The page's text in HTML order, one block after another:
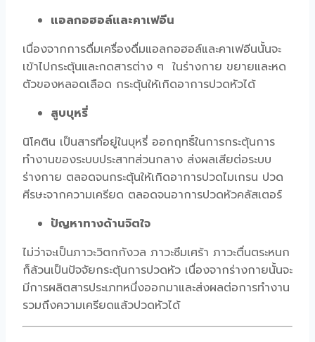
แอลกอฮอล์และคาเฟอีน
เนื่องจากการดื่มเครื่องดื่มแอลกอฮอล์และคาเฟอีนนั้นจะ
เข้าไปกระตุ้นและกดสารต่าง ๆ ในร่างกาย ขยายและหด
ตัวของหลอดเลือด กระตุ้นให้เกิดอาการปวดหัวได้
สูบบุหรี่
นิโคติน เป็นสารที่อยู่ในบุหรี่ ออกฤทธิ์ในการกระตุ้นการ
ทำงานของระบบประสาทส่วนกลาง ส่งผลเสียต่อระบบ
ร่างกาย ตลอดจนกระตุ้นให้เกิดอาการปวดไมเกรน ปวด
ศีรษะจากความเครียด ตลอดจนอาการปวดหัวคลัสเตอร์
ปัญหาทางด้านจิตใจ
ไม่ว่าจะเป็นภาวะวิตกกังวล ภาวะซึมเศร้า ภาวะตื่นตระหนก
ก็ล้วนเป็นปัจจัยกระตุ้นการปวดหัว เนื่องจากร่างกายนั้นจะ
มีการผลิตสารประเภทหนึ่งออกมาและส่งผลต่อการทำงาน
รวมถึงความเครียดแล้วปวดหัวได้